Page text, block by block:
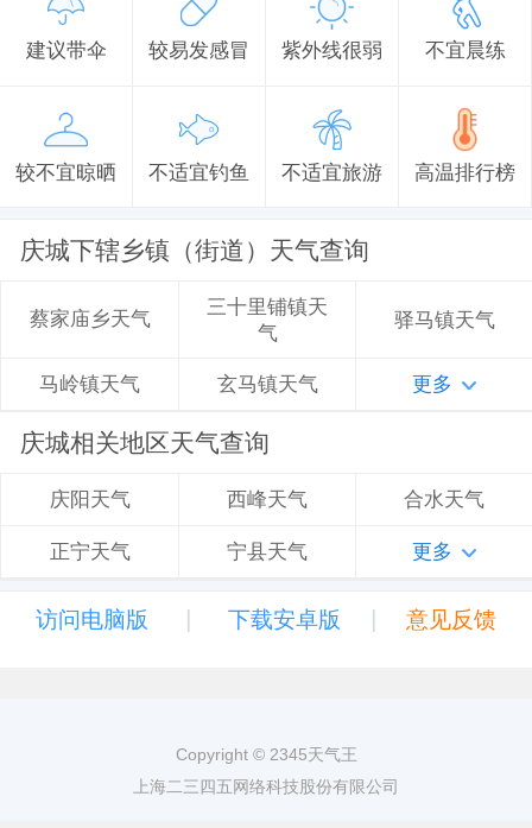
建议带伞 较易发感冒 紫外线很弱 不宜晨练
较不宜晾晒 不适宜钓鱼 不适宜旅游 高温排行榜
庆城下辖乡镇（街道）天气查询
蔡家庙乡天气
三十里铺镇天
气
驿马镇天气
马岭镇天气 玄马镇天气 更多
庆城相关地区天气查询
庆阳天气 西峰天气 合水天气
正宁天气 宁县天气 更多
访问电脑版 | 下载安卓版 | 意见反馈
Copyright © 2345天气王
上海二三四五网络科技股份有限公司